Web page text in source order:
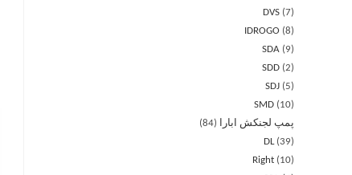
DVS 7
IDROGO
8
SDA
9
SDD 2
SDJ
5
SMD
10
پمپ لجنکش ابارا
84
DL 39
Right
10